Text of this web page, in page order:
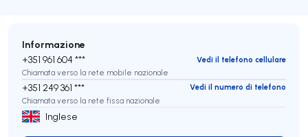
Informazione
+351 961 604 ***
Vedi il telefono cellulare
Chiamata verso la rete mobile nazionale
+351 249 361 ***
Vedi il numero di telefono
Chiamata verso la rete fissa nazionale
Inglese